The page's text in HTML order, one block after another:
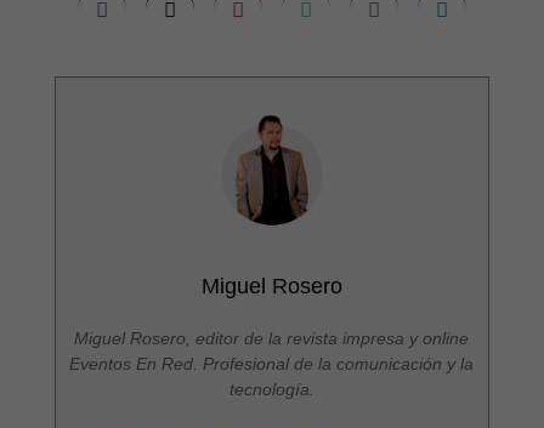
Miguel Rosero
Miguel Rosero, editor de la revista impresa y online
Eventos En Red. Profesional de la comunicación y la
tecnología.